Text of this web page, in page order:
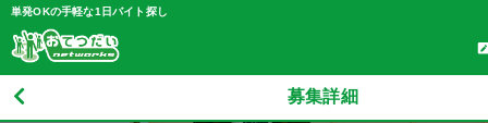
単発OKの手軽な1日バイト探し
募集詳細